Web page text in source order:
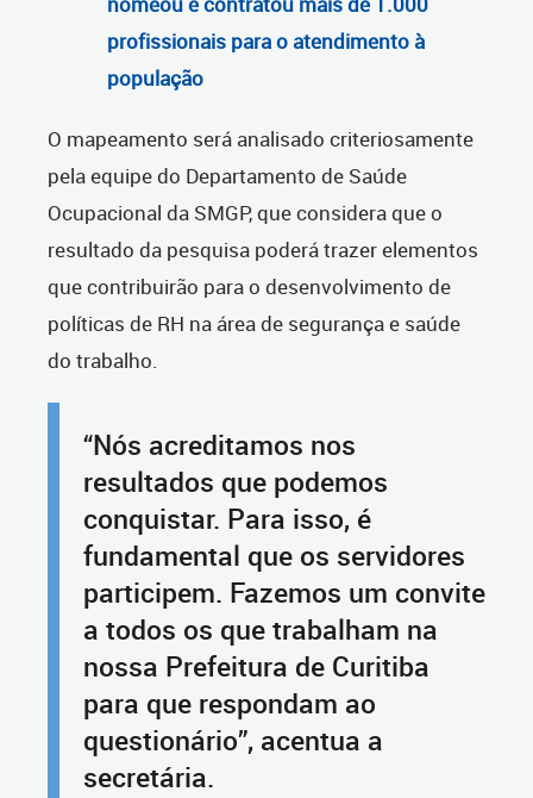
profissionais para o atendimento à
população
O mapeamento será analisado criteriosamente
pela equipe do Departamento de Saúde
Ocupacional da SMGP, que considera que o
resultado da pesquisa poderá trazer elementos
que contribuirão para o desenvolvimento de
políticas de RH na área de segurança e saúde
do trabalho.
“Nós acreditamos nos
resultados que podemos
conquistar. Para isso, é
fundamental que os servidores
participem. Fazemos um convite
a todos os que trabalham na
nossa Prefeitura de Curitiba
para que respondam ao
questionário”, acentua a
secretária.